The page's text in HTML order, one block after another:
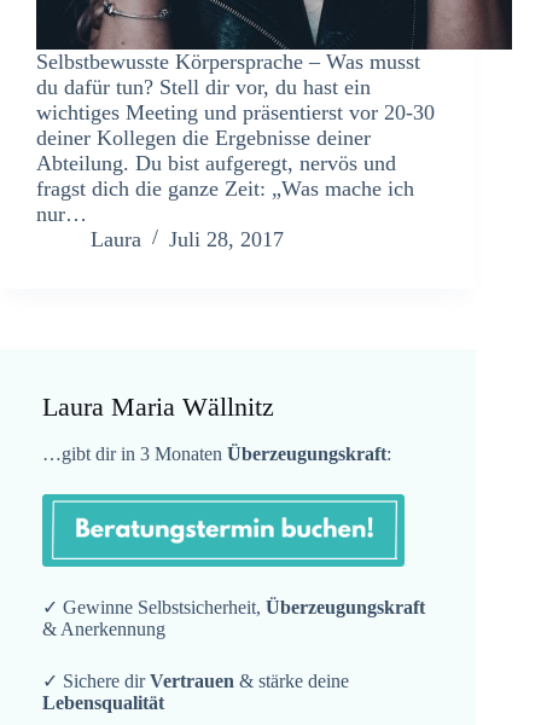
Selbstbewusste Körpersprache – Was musst
du dafür tun? Stell dir vor, du hast ein
wichtiges Meeting und präsentierst vor 20-30
deiner Kollegen die Ergebnisse deiner
Abteilung. Du bist aufgeregt, nervös und
fragst dich die ganze Zeit: „Was mache ich
nur…
Laura
Juli 28, 2017
Laura Maria Wällnitz
…gibt dir in 3 Monaten Überzeugungskraft:
✓ Gewinne Selbstsicherheit, Überzeugungskraft
& Anerkennung
✓ Sichere dirVertrauen & stärke deine
Lebensqualität